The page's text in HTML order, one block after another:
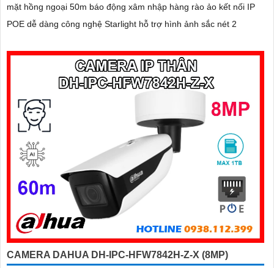
mặt hồng ngoại 50m báo động xâm nhập hàng rào ảo kết nối IP
POE dễ dàng công nghệ Starlight hỗ trợ hình ảnh sắc nét 2
CAMERA DAHUA DH-IPC-HFW7842H-Z-X (8MP)